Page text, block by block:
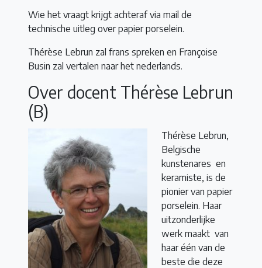
Wie het vraagt krijgt achteraf via mail de
technische uitleg over papier porselein.
Thérèse Lebrun zal frans spreken en Françoise
Busin zal vertalen naar het nederlands.
Over docent Thérèse Lebrun
(B)
Thérèse Lebrun,
Belgische
kunstenares en
keramiste, is de
pionier van papier
porselein. Haar
uitzonderlijke
werk maakt van
haar één van de
beste die deze